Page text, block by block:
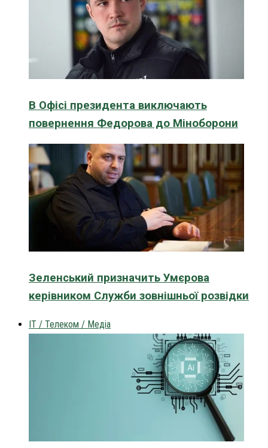
В Офісі президента виключають
повернення Федорова до Міноборони
Зеленський призначить Умєрова
керівником Служби зовнішньої розвідки
IT / Телеком / Медіа